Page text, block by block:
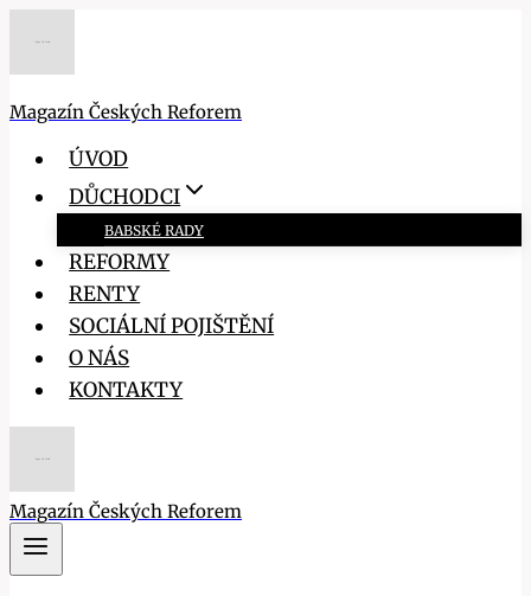
Magazín Českých Reforem
ÚVOD
DŮCHODCI
BABSKÉ RADY
REFORMY
RENTY
SOCIÁLNÍ POJIŠTĚNÍ
O NÁS
KONTAKTY
Magazín Českých Reforem